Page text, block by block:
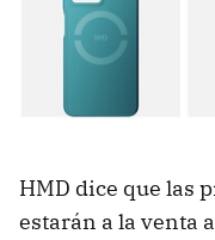
HMD dice que las
estarán a la venta